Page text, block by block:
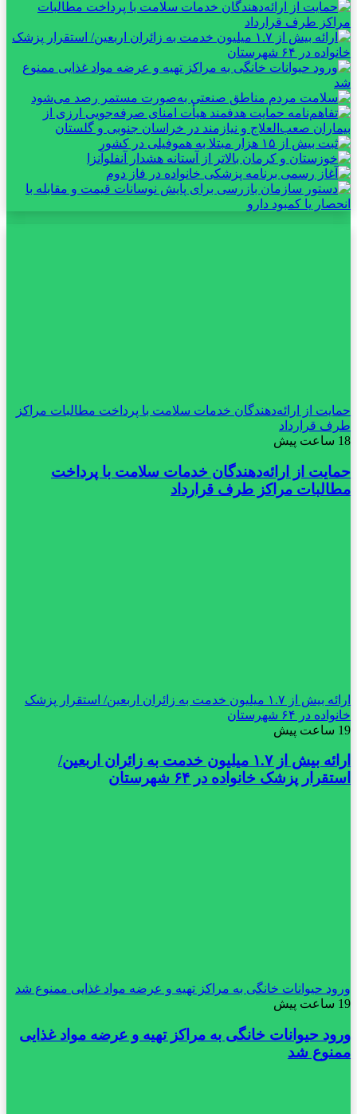
حمایت از ارائه‌دهندگان خدمات سلامت با پرداخت مطالبات مراکز
طرف قرارداد
18 ساعت پیش
حمایت از ارائه‌دهندگان خدمات سلامت با پرداخت
مطالبات مراکز طرف قرارداد
ارائه بیش از ۱.۷ میلیون خدمت به زائران اربعین/ استقرار پزشک
خانواده در ۶۴ شهرستان
19 ساعت پیش
ارائه بیش از ۱.۷ میلیون خدمت به زائران اربعین/
استقرار پزشک خانواده در ۶۴ شهرستان
ورود حیوانات خانگی به مراکز تهیه و عرضه مواد غذایی ممنوع شد
19 ساعت پیش
ورود حیوانات خانگی به مراکز تهیه و عرضه مواد غذایی
ممنوع شد